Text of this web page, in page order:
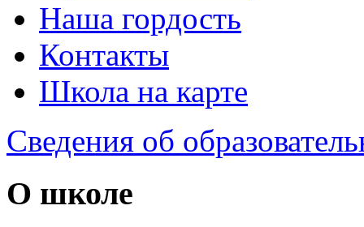
Наша гордость
Контакты
Школа на карте
Сведения об
О школе